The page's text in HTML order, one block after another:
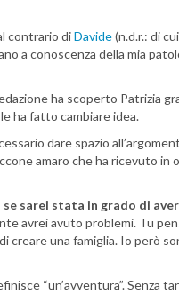
contrario diDavide(n.d.r.: di
a conoscenza della mia
ha scoperto Patrizia
ha fatto cambiare idea.
dare spazio
amaro che ha ricevuto in
sarei stata in grado di
avrei avuto problemi. Tu
creare una famiglia. Io però
“un’avventura”. Senza